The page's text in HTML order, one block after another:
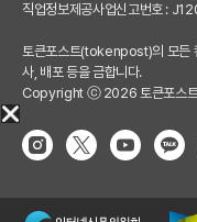
직업정보제공사업신고번호 :
토큰포스트(tokenpost)의 모든
사, 배포 등을 금합니다.
Copyright ⓒ 2026 토큰포스